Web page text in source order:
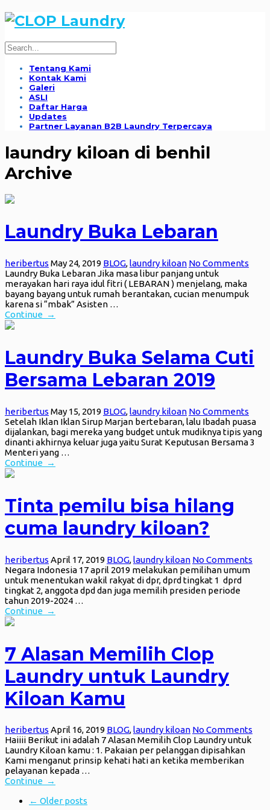
Tentang Kami
Kontak Kami
Galeri
ASLI
Daftar Harga
Updates
Partner Layanan B2B Laundry Terpercaya
laundry kiloan di benhil
Archive
Laundry Buka Lebaran
heribertus May 24, 2019 BLOG,laundry kiloan No Comments
Laundry Buka Lebaran Jika masa libur panjang untuk
merayakan hari raya idul fitri ( LEBARAN ) menjelang, maka
bayang bayang untuk rumah berantakan, cucian menumpuk
karena si “mbak” Asisten …
Continue →
Laundry Buka Selama Cuti
Bersama Lebaran 2019
heribertus May 15, 2019 BLOG,laundry kiloan No Comments
Setelah Iklan Iklan Sirup Marjan bertebaran, lalu Ibadah puasa
dijalankan, bagi mereka yang budget untuk mudiknya tipis yang
dinanti akhirnya keluar juga yaitu Surat Keputusan Bersama 3
Menteri yang …
Continue →
Tinta pemilu bisa hilang
cuma laundry kiloan?
heribertus April 17, 2019 BLOG,laundry kiloan No Comments
Negara Indonesia 17 april 2019 melakukan pemilihan umum
untuk menentukan wakil rakyat di dpr, dprd tingkat 1 dprd
tingkat 2, anggota dpd dan juga memilih presiden periode
tahun 2019-2024 …
Continue →
7 Alasan Memilih Clop
Laundry untuk Laundry
Kiloan Kamu
heribertus April 16, 2019 BLOG,laundry kiloan No Comments
Haiiii Berikut ini adalah 7 Alasan Memilih Clop Laundry untuk
Laundry Kiloan kamu : 1. Pakaian per pelanggan dipisahkan
Kami menganut prinsip kehati hati an ketika memberikan
pelayanan kepada …
Continue →
← Older posts